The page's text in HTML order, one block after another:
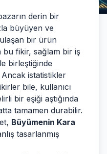
derin bir
büyüyen ve
bir ürün
bu fikir, sağlam bir iş
birleştiğinde
istatistikler
bile, kullanıcı
bir eşiği aştığında
tamamen durabilir.
Büyümenin Kara
tasarlanmış